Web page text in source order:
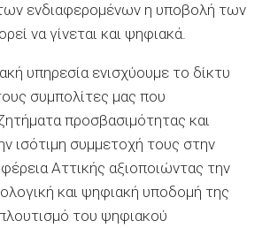
ενδιαφερομένων η υποβολή των
να γίνεται και ψηφιακά.
υπηρεσία ενισχύουμε το δίκτυ
συμπολίτες μας που
προσβασιμότητας και
ισότιμη συμμετοχή τους στην
Αττικής αξιοποιώντας την
και ψηφιακή υποδομή της
του ψηφιακού